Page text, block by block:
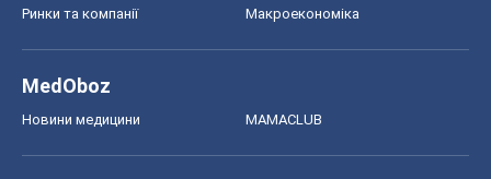
Ринки та компанії Макроекономіка
MedOboz
Новини медицини MAMACLUB